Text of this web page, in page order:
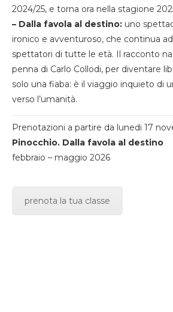
2024/25, e torna ora nella stagione
– Dalla favola al destino: uno
ironico e avventuroso, che continua
spettatori di tutte le età. Il racconto
penna di Carlo Collodi, per diventare
solo una fiaba: è il viaggio inquieto di
verso l’umanità.
Prenotazioni a partire da lunedi 17
Pinocchio. Dalla favola al destino
febbraio – maggio 2026
prenota la tua classe